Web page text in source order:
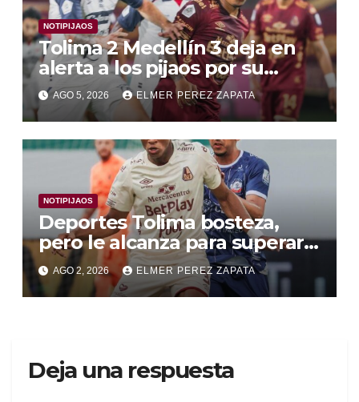
NOTIPIJAOS
Tolima 2 Medellín 3 deja en
alerta a los pijaos por su
fútbol irregular
AGO 5, 2026 ELMER PEREZ ZAPATA
NOTIPIJAOS
Deportes Tolima bosteza,
pero le alcanza para superar a
Alianza Valledupar 2 A 1
AGO 2, 2026 ELMER PEREZ ZAPATA
Deja una respuesta